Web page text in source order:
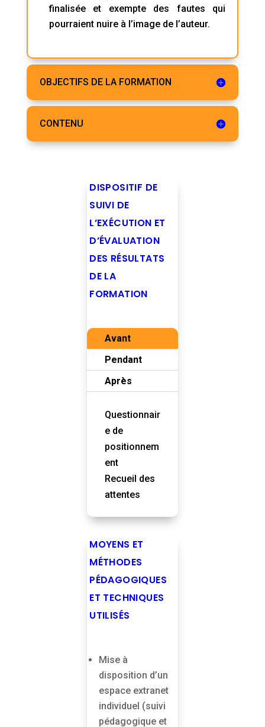
finalisée et exempte des fautes qui
pourraient nuire à l’image de l’auteur.
OBJECTIFS DE LA FORMATION
CONTENU
DISPOSITIF DE
SUIVI DE
L’EXÉCUTION ET
D’ÉVALUATION
DES RÉSULTATS
DE LA
FORMATION
Avant
Pendant
Après
Questionnair
e de
positionnem
ent
Recueil des
attentes
MOYENS ET
MÉTHODES
PÉDAGOGIQUES
ET TECHNIQUES
UTILISÉS
Mise à
disposition d’un
espace extranet
individuel (suivi
pédagogique et